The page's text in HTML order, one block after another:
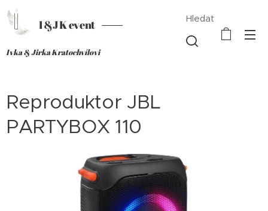
I &J K event
Ivka & Jirka Kratochvílovi
Hledat
Reproduktor JBL
PARTYBOX 110